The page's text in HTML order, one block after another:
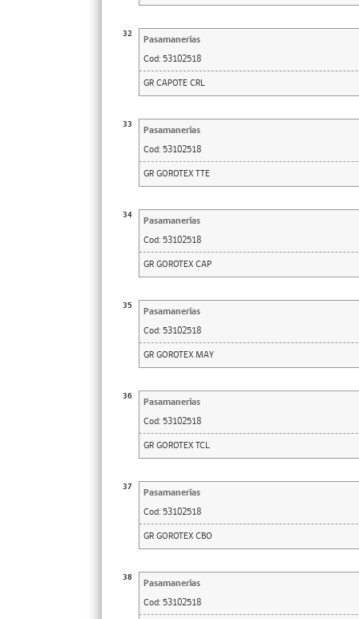
32
Pasamanerías
Cod: 53102518
GR CAPOTE CRL
33
Pasamanerías
Cod: 53102518
GR GOROTEX TTE
34
Pasamanerías
Cod: 53102518
GR GOROTEX CAP
35
Pasamanerías
Cod: 53102518
GR GOROTEX MAY
36
Pasamanerías
Cod: 53102518
GR GOROTEX TCL
37
Pasamanerías
Cod: 53102518
GR GOROTEX CBO
38
Pasamanerías
Cod: 53102518